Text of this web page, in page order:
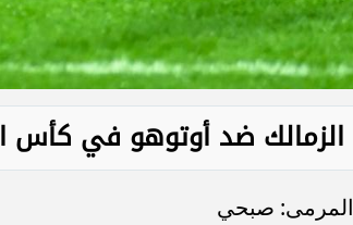
ضد أوتوهو في كأس
صبحي